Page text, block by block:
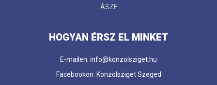
ÁSZF
HOGYAN ÉRSZ EL MINKET
E-mailen: info@konzolsziget.hu
Facebookon: Konzolsziget Szeged